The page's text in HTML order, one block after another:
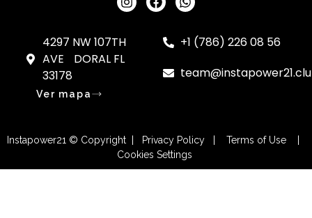
4297 NW 107TH
AVE DORAL FL
33178
Ver mapa
+1 (786) 226 08 56
Instapower21 © Copyright | Privacy Policy | Terms of Use |
Cookies Settings